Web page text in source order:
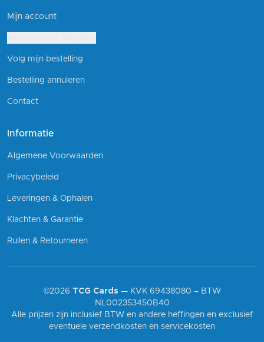
Mijn account
Volg mijn bestelling
Bestelling annuleren
Contact
Informatie
Algemene Voorwaarden
Privacybeleid
Leveringen & Ophalen
Klachten & Garantie
Ruilen & Retourneren
©2026 TCG Cards — KVK 69438080 – BTW
NL002353450B40
Alle prijzen zijn inclusief BTW en andere heffingen en exclusief
eventuele verzendkosten en servicekosten